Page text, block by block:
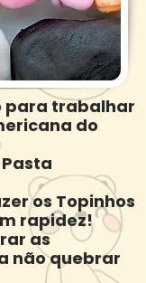
para trabalhar
do
os Topinhos
rapidez!
as
não quebrar